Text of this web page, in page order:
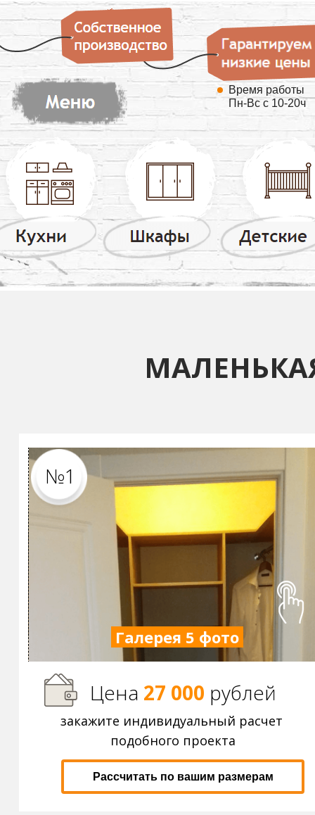
Цена 27 000 рублей
№1
Галерея 5 фото
Рассчитать по вашим размерам
закажите индивидуальный расчет
подобного проекта
Время работы
Пн-Вс с 10-20ч